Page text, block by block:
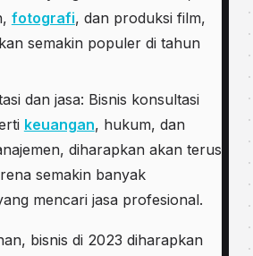
fotografi, dan produksi film,
semakin populer di tahun
dan jasa: Bisnis konsultasi
keuangan, hukum, dan
diharapkan akan terus
semakin banyak
mencari jasa profesional.
bisnis di 2023 diharapkan